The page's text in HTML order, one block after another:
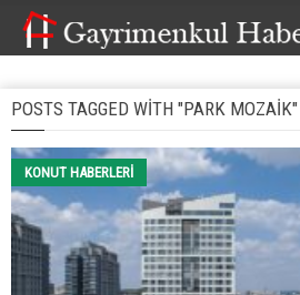
POSTS TAGGED WITH "PARK MOZAIK"
KONUT HABERLERI